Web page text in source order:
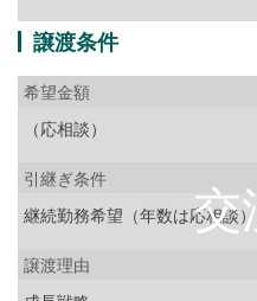
譲渡条件
希望金額
（応相談）
引継ぎ条件
継続勤務希望（年数は応相談）
譲渡理由